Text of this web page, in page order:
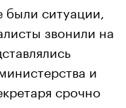
были ситуации,
звонили на
и
срочно